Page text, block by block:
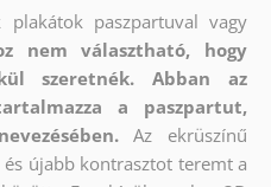
paszpartuval vagy
nem választható, hogy
szeretnék. Abban az
a paszpartut,
Az ekrüszínű
újabb kontrasztot teremt a